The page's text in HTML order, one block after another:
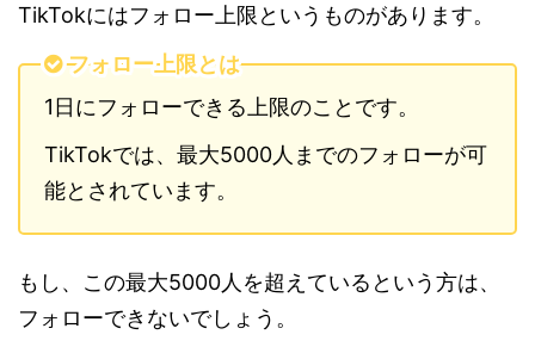
TikTokにはフォロー上限というものがあります。
フォロー上限とは
1日にフォローできる上限のことです。
TikTokでは、最大5000人までのフォローが可
能とされています。
もし、この最大5000人を超えているという方は、
フォローできないでしょう。